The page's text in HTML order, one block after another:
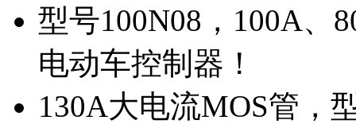
型号100N08，100A、
电动车控制器！
130A大电流MOS管，